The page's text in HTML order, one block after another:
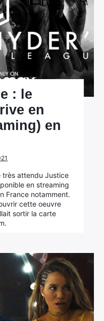
: le
en
en
très attendu Justice
en streaming
France notamment.
cette oeuvre
sortir la carte